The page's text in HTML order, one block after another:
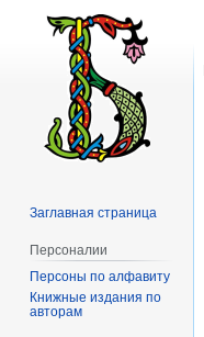
Заглавная страница
Персоналии
Персоны по алфавиту
Книжные издания по
авторам